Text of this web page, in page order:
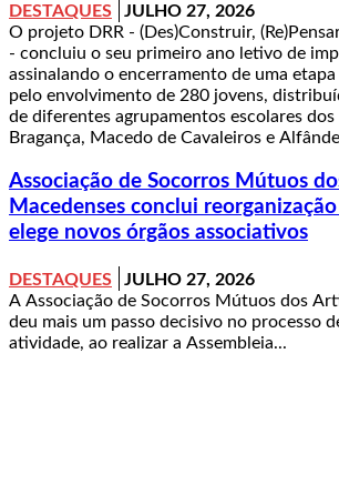
DESTAQUES
JULHO 27, 2026
O projeto DRR - (Des)Construir,
- concluiu o seu primeiro ano letivo de
assinalando o encerramento de uma
pelo envolvimento de 280 jovens,
de diferentes agrupamentos escolares
Bragança, Macedo de Cavaleiros e
Associação de Socorros Mútuos
Macedenses conclui
elege novos órgãos associativos
DESTAQUES
JULHO 27, 2026
A Associação de Socorros Mútuos dos
deu mais um passo decisivo no processo
atividade, ao realizar a Assembleia...